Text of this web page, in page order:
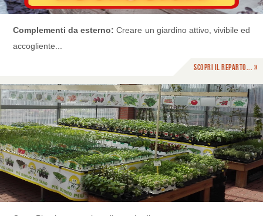
Complementi da esterno: Creare un giardino attivo, vivibile ed
accogliente...
Scopri il reparto... »